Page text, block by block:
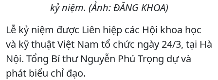
kỷ niệm. (Ảnh: ĐĂNG KHOA)
Lễ kỷ niệm được Liên hiệp các Hội khoa học
và kỹ thuật Việt Nam tổ chức ngày 24/3, tại Hà
Nội. Tổng Bí thư Nguyễn Phú Trọng dự và
phát biểu chỉ đạo.